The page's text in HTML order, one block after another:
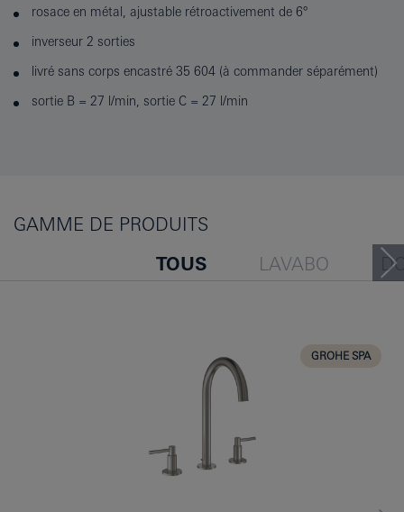
rosace en métal, ajustable rétroactivement de 6°
inverseur 2 sorties
livré sans corps encastré 35 604 (à commander séparément)
sortie B = 27 l/min, sortie C = 27 l/min
GAMME DE PRODUITS
TOUS LAVABO
GROHE SPA